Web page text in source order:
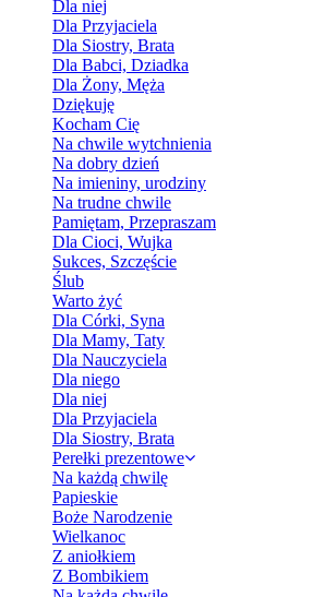
Dla niej
Dla Przyjaciela
Dla Siostry, Brata
Dla Babci, Dziadka
Dla Żony, Męża
Dziękuję
Kocham Cię
Na chwile wytchnienia
Na dobry dzień
Na imieniny, urodziny
Na trudne chwile
Pamiętam, Przepraszam
Dla Cioci, Wujka
Sukces, Szczęście
Ślub
Warto żyć
Dla Córki, Syna
Dla Mamy, Taty
Dla Nauczyciela
Dla niego
Dla niej
Dla Przyjaciela
Dla Siostry, Brata
Perełki prezentowe
Na każdą chwilę
Papieskie
Boże Narodzenie
Wielkanoc
Z aniołkiem
Z Bombikiem